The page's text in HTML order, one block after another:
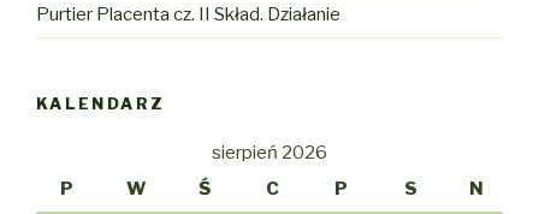
Purtier Placenta cz. II Skład. Działanie
KALENDARZ
sierpień 2026
P
W Ś C P S N